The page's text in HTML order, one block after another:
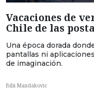
Vacaciones de
Chile de las
Una época dorada
pantallas ni
de imaginación.
Bibi Mandakovic